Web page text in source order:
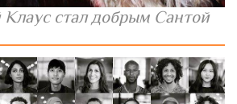
стал добрым Сантой